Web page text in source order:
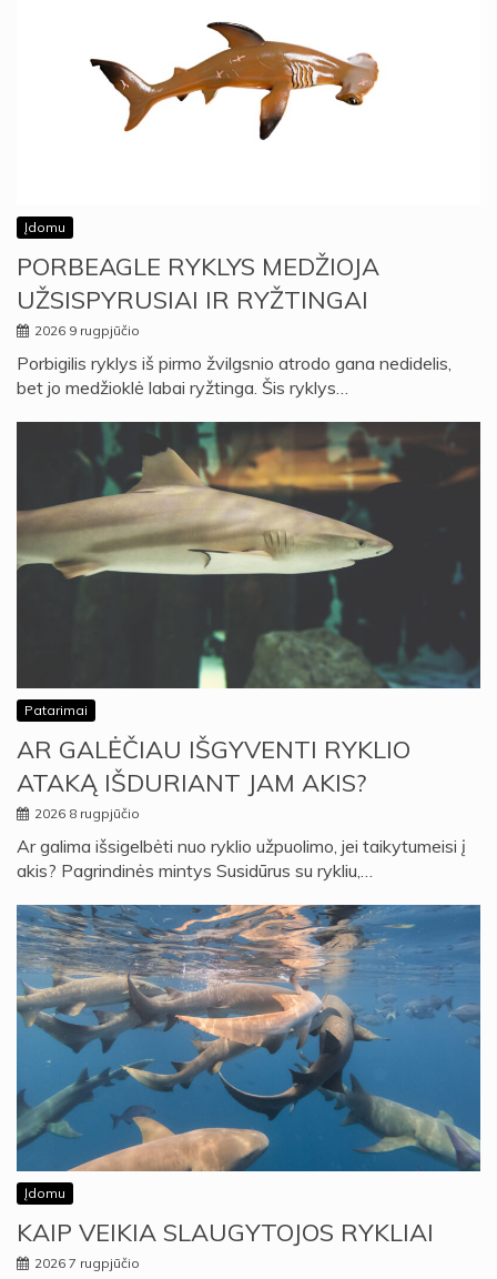
Įdomu
PORBEAGLE RYKLYS MEDŽIOJA
UŽSISPYRUSIAI IR RYŽTINGAI
2026 9 rugpjūčio
Porbigilis ryklys iš pirmo žvilgsnio atrodo gana nedidelis,
bet jo medžioklė labai ryžtinga. Šis ryklys…
Patarimai
AR GALĖČIAU IŠGYVENTI RYKLIO
ATAKĄ IŠDURIANT JAM AKIS?
2026 8 rugpjūčio
Ar galima išsigelbėti nuo ryklio užpuolimo, jei taikytumeisi į
akis? Pagrindinės mintys Susidūrus su rykliu,…
Įdomu
KAIP VEIKIA SLAUGYTOJOS RYKLIAI
2026 7 rugpjūčio